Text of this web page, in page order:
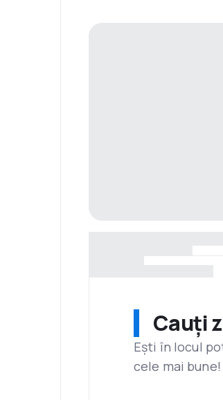
Cauți
Ești în locul
cele mai